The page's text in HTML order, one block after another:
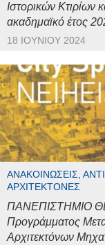
Ιστορικών
ακαδημαϊκό έτος
18 ΙΟΥΝΊΟΥ 2024
ΑΝΑΚΟΙΝΏΣΕΙΣ,
ΑΡΧΙΤΈΚΤΟΝΕΣ
ΠΑΝΕΠΙΣΤΗΜΙΟ
Προγράμματος
Αρχιτεκτόνων